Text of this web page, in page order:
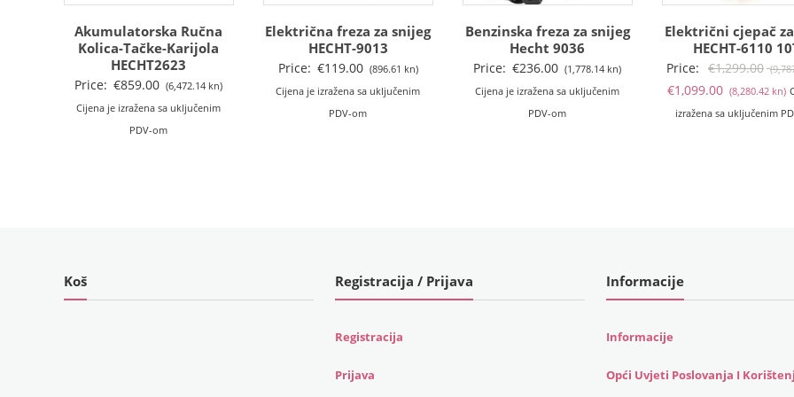
Akumulatorska Ručna
Kolica-Tačke-Karijola
HECHT2623
Price: €859.00 (6,472.14 kn)
Cijena je izražena sa uključenim
PDV-om
Električna freza za snijeg
HECHT-9013
Price: €119.00 (896.61 kn)
Cijena je izražena sa uključenim
PDV-om
Benzinska freza za snijeg
Hecht 9036
Price: €236.00 (1,778.14 kn)
Cijena je izražena sa uključenim
PDV-om
Električni cjepač
HECHT-6110
Price: €1,299.00
€1,099.00 (8,280.42 kn)
izražena sa uključenim
Koš Registracija / Prijava
Registracija
Prijava
Informacije
Informacije
Opći Uvjeti Poslovanja I